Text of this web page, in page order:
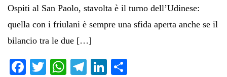
Ospiti al San Paolo, stavolta è il turno dell’Udinese:
quella con i friulani è sempre una sfida aperta anche se il
bilancio tra le due […]
Fa T
W
Te
Li